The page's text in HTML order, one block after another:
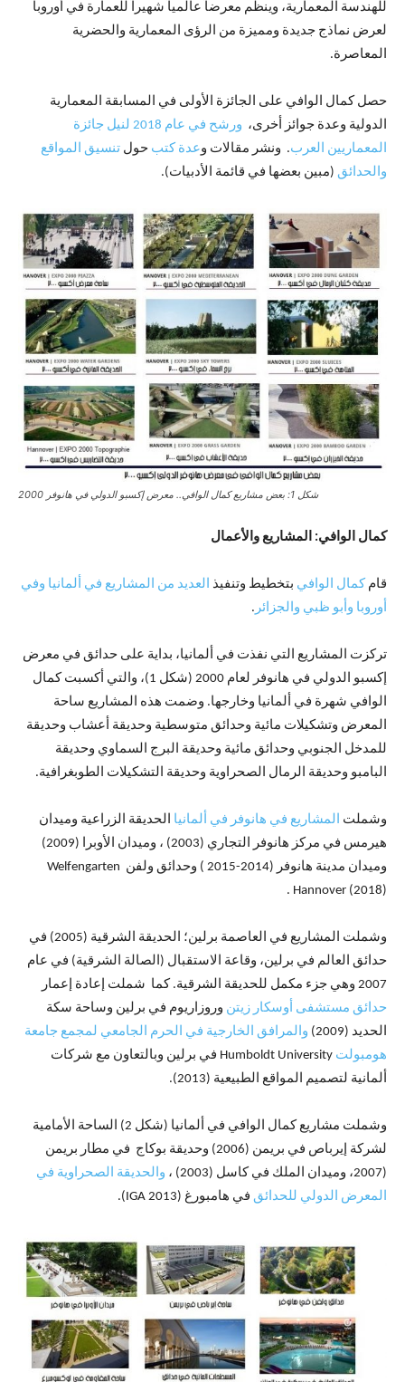
للهندسة المعمارية، وينظم معرضاً عالمياً شهيراً للعمارة في أوروبا
لعرض نماذج جديدة ومميزة من الرؤى المعمارية والحضرية
المعاصرة.
حصل كمال الوافي على الجائزة الأولى في المسابقة المعمارية
الدولية وعدة جوائز أخرى،
ورشح في عام 2018 لنيل جائزة
المعماريين العرب. ونشر مقالات وعدة كتب حول تنسيق المواقع
والحدائق (مبين بعضها في قائمة الأدبيات).
شكل 1: بعض مشاريع كمال الوافي.. معرض إكسبو الدولي في هانوفر 2000
كمال الوافي: المشاريع والأعمال
قام كمال الوافي بتخطيط وتنفيذ العديد من المشاريع في ألمانيا وفي
أوروبا وأبو ظبي والجزائر .
تركزت المشاريع التي نفذت في ألمانيا، بداية على حدائق في معرض
إكسبو الدولي في هانوفر لعام 2000 (شكل 1)، والتي أكسبت كمال
الوافي شهرة في ألمانيا وخارجها. وضمت هذه المشاريع ساحة
المعرض وتشكيلات مائية وحدائق متوسطية وحديقة أعشاب وحديقة
للمدخل الجنوبي وحدائق مائية وحديقة البرج السماوي وحديقة
البامبو وحديقة الرمال الصحراوية وحديقة التشكيلات الطوبغرافية.
وشملت المشاريع في هانوفر في ألمانيا الحديقة الزراعية وميدان
هيرمس في مركز هانوفر التجاري (2003) ، وميدان الأوبرا (2009)
وميدان مدينة هانوفر (2014-2015 ) وحدائق ولفن Welfengarten
Hannover (2018) .
وشملت المشاريع في العاصمة برلين؛ الحديقة الشرقية (2005) في
حدائق العالم في برلين، وقاعة الاستقبال (الصالة الشرقية) في عام
2007 وهي جزء مكمل للحديقة الشرقية. كما شملت إعادة إعمار
حدائق مستشفى أوسكار زيتن وروزاريوم في برلين وساحة سكة
الحديد (2009)
والمرافق الخارجية في الحرم الجامعي لمجمع جامعة
هومبولت
Humboldt University في برلين وبالتعاون مع شركات
ألمانية لتصميم المواقع الطبيعية (2013).
وشملت مشاريع كمال الوافي في ألمانيا (شكل 2) الساحة الأمامية
لشركة إيرباص في بريمن (2006) وحديقة بوكاج في مطار بريمن
(2007، وميدان الملك في كاسل (2003) ،
والحديقة الصحراوية في
المعرض الدولي للحدائق في هامبورغ (IGA 2013).